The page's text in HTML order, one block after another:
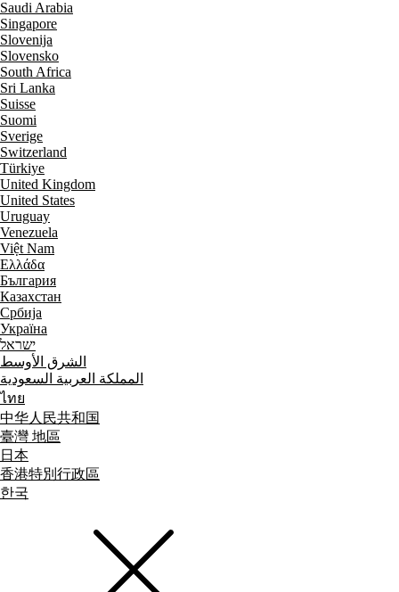
Saudi Arabia
Singapore
Slovenija
Slovensko
South Africa
Sri Lanka
Suisse
Suomi
Sverige
Switzerland
Türkiye
United Kingdom
United States
Uruguay
Venezuela
Việt Nam
Ελλάδα
България
Казахстан
Србија
Україна
ישראל
الشرق الأوسط
المملكة العربية السعودية
ไทย
中华人民共和国
臺灣 地區
日本
香港特別行政區
한국